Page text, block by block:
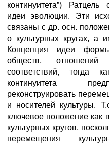
континуитета”)
идеи эволюции. Эти
связаны с др. осн.
о культурных кругах, а
Концепция идеи
обществ, отношений
соответствий, тогда
континуитета
реконструировать
и носителей культуры.
ключевое положение как
культурных кругов,
перемещения